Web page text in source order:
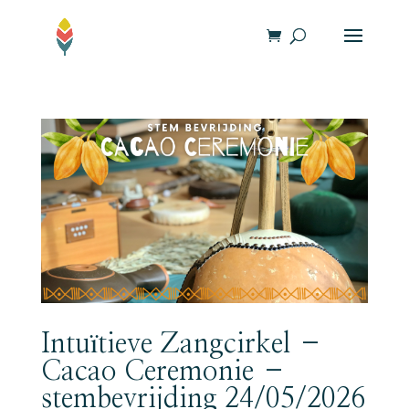
Intuïtieve Zangcirkel –
Cacao Ceremonie –
stembevrijding 24/05/2026